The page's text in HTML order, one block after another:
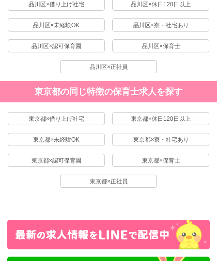
品川区×借り上げ社宅 品川区×休日120日以上
品川区×未経験OK 品川区×寮・社宅あり
品川区×認可保育園 品川区×保育士
品川区×正社員
東京都の同じ特徴の保育士求人を探す
東京都×借り上げ社宅 東京都×休日120日以上
東京都×未経験OK 東京都×寮・社宅あり
東京都×認可保育園 東京都×保育士
東京都×正社員